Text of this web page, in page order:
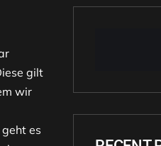
gilt
wir
es